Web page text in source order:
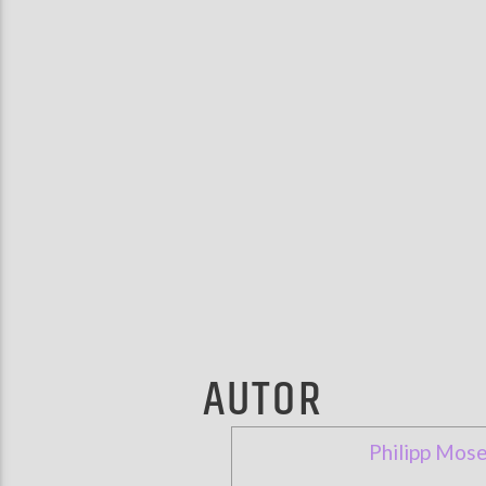
AUTOR
Philipp